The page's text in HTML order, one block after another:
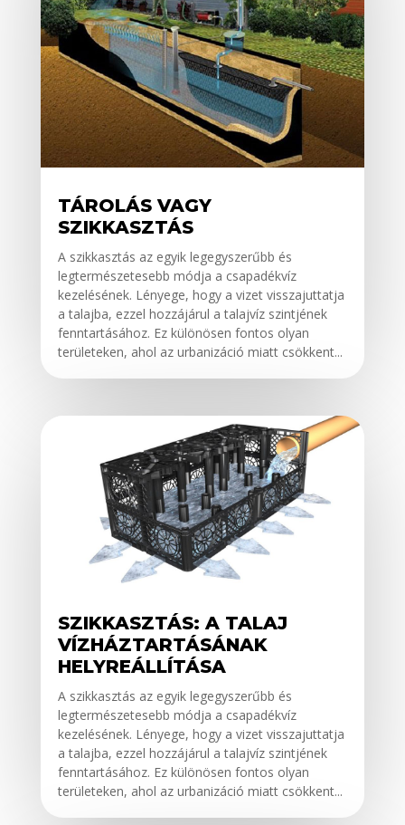
TÁROLÁS VAGY
SZIKKASZTÁS
A szikkasztás az egyik legegyszerűbb és
legtermészetesebb módja a csapadékvíz
kezelésének. Lényege, hogy a vizet visszajuttatja
a talajba, ezzel hozzájárul a talajvíz szintjének
fenntartásához. Ez különösen fontos olyan
területeken, ahol az urbanizáció miatt csökkent...
SZIKKASZTÁS: A TALAJ
VÍZHÁZTARTÁSÁNAK
HELYREÁLLÍTÁSA
A szikkasztás az egyik legegyszerűbb és
legtermészetesebb módja a csapadékvíz
kezelésének. Lényege, hogy a vizet visszajuttatja
a talajba, ezzel hozzájárul a talajvíz szintjének
fenntartásához. Ez különösen fontos olyan
területeken, ahol az urbanizáció miatt csökkent...